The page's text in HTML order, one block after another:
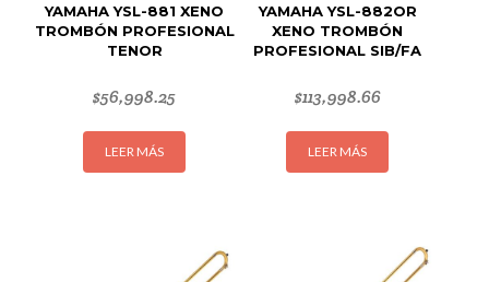
YAMAHA YSL-881 XENO
TROMBÓN PROFESIONAL
TENOR
$56,998.25
LEER MÁS
YAMAHA YSL-882OR
XENO TROMBÓN
PROFESIONAL SIB/FA
$113,998.66
LEER MÁS